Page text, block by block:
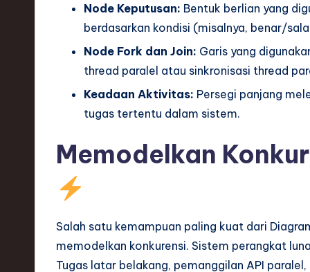
Node Keputusan: Bentuk berlian yang
berdasarkan kondisi (misalnya, benar/
Node Fork dan Join: Garis yang
thread paralel atau sinkronisasi thread
Keadaan Aktivitas: Persegi panjang
tugas tertentu dalam sistem.
Memodelkan
Salah satu kemampuan paling kuat dari
memodelkan konkurensi. Sistem perangkat
Tugas latar belakang, pemanggilan API